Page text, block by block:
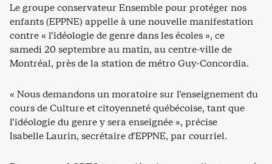
Le groupe conservateur Ensemble pour protéger nos
enfants (EPPNE) appelle à une nouvelle manifestation
contre « l’idéologie de genre dans les écoles », ce
samedi 20 septembre au matin, au centre-ville de
Montréal, près de la station de métro Guy-Concordia.
« Nous demandons un moratoire sur l’enseignement du
cours de Culture et citoyenneté québécoise, tant que
l’idéologie du genre y sera enseignée », précise
Isabelle Laurin, secrétaire d’EPPNE, par courriel.